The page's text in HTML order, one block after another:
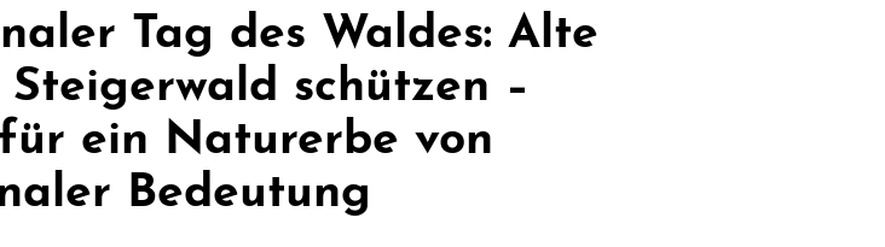
Tag des Waldes: Alte
schützen –
ein Naturerbe von
Bedeutung